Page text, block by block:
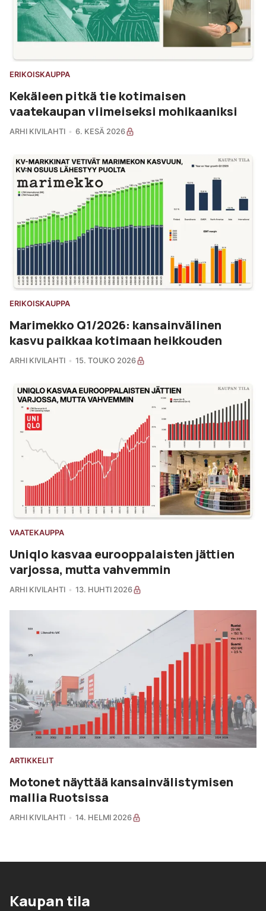
ERIKOISKAUPPA
Kekäleen pitkä tie kotimaisen
vaatekaupan viimeiseksi mohikaaniksi
ARHI KIVILAHTI 6. KESÄ 2026
ERIKOISKAUPPA
Marimekko Q1/2026: kansainvälinen
kasvu paikkaa kotimaan heikkouden
ARHI KIVILAHTI 15. TOUKO 2026
VAATEKAUPPA
Uniqlo kasvaa eurooppalaisten jättien
varjossa, mutta vahvemmin
ARHI KIVILAHTI 13. HUHTI 2026
ARTIKKELIT
Motonet näyttää kansainvälistymisen
mallia Ruotsissa
ARHI KIVILAHTI 14. HELMI 2026
Kaupan tila